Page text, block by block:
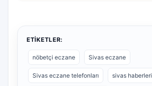
ETIKETLER:
nöbetçi eczane Sivas eczane
Sivas eczane telefonları sivas haberleri